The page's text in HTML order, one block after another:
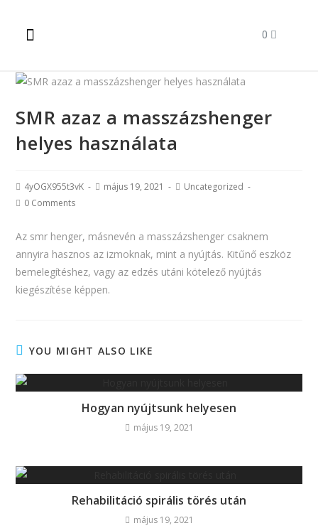
SMR azaz a masszázshenger
helyes használata
4yOGX955t3vK május 19, 2021
Uncategorized
0 Comments
Az smr henger, másnevén a masszázshenger csaknem
annyira hasznos az izmoknak, mint a nyújtás. Kitűnő eszköz
bemelegítéshez, vagy az edzés utáni kötelező nyújtás
kiegészítése képpen.
YOU MIGHT ALSO LIKE
Hogyan nyújtsunk helyesen
május 19, 2021
Rehabilitáció spirális törés után
május 19, 2021